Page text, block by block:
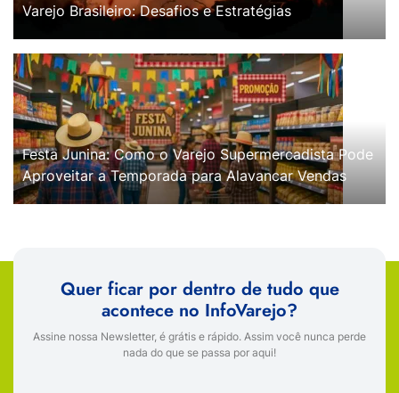
Varejo Brasileiro: Desafios e Estratégias
Festa Junina: Como o Varejo Supermercadista Pode
Aproveitar a Temporada para Alavancar Vendas
Quer ficar por dentro de tudo que
acontece no InfoVarejo?
Assine nossa Newsletter, é grátis e rápido. Assim você nunca perde
nada do que se passa por aqui!